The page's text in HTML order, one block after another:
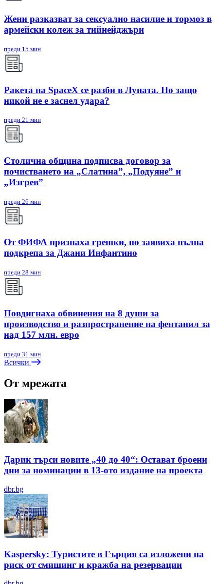
Жени разказват за сексуално насилие и тормоз в
армейски колеж за тийнейджъри
преди 15 мин
Ракета на SpaceX се разби в Луната. Но защо
никой не е заснел удара?
преди 21 мин
Столична община подписва договор за
почистването на „Слатина”, „Подуяне” и
„Изгрев”
преди 26 мин
От ФИФА признаха грешки, но заявиха пълна
подкрепа за Джани Инфантино
преди 28 мин
Повдигнаха обвинения на 8 души за
производство и разпространение на фентанил за
над 157 млн. евро
преди 31 мин
Всички
От мрежата
Дарик търси новите „40 до 40“: Остават броени
дни за номинации в 13-ото издание на проекта
dbr.bg
Kaspersky: Туристите в Гърция са изложени на
риск от смишинг и кражба на резервации